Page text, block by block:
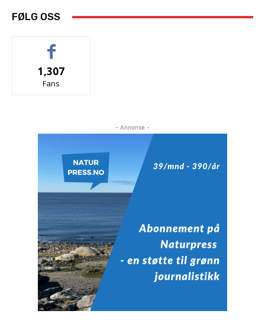
FØLG OSS
1,307
Fans
- Annonse -